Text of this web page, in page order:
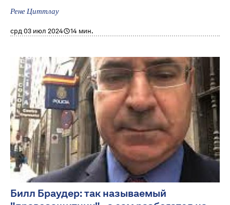
Рене Циттлау
срд 03 июл 2024 14 мин.
Билл Браудер: так называемый